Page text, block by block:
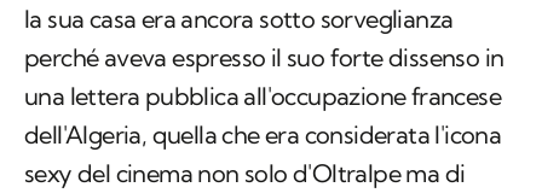
la sua casa era ancora sotto sorveglianza
perché aveva espresso il suo forte dissenso in
una lettera pubblica all'occupazione francese
dell'Algeria, quella che era considerata l'icona
sexy del cinema non solo d'Oltralpe ma di